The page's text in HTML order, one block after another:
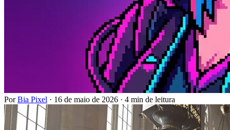
PorBia Pixel · 16 de maio de 2026 · 4 min de leitura